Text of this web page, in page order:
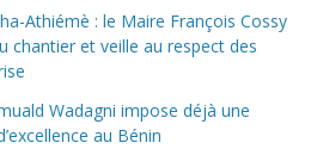
Athiémè : le Maire François Cossy
chantier et veille au respect des
Wadagni impose déjà une
au Bénin